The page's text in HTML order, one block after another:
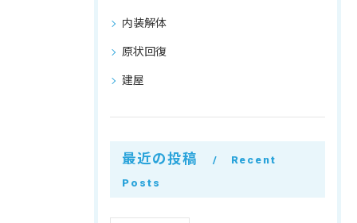
内装解体
原状回復
建屋
最近の投稿
Recent
Posts